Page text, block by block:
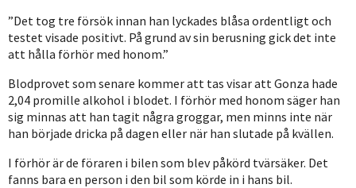
”Det tog tre försök innan han lyckades blåsa ordentligt och
testet visade positivt. På grund av sin berusning gick det inte
att hålla förhör med honom.”
Blodprovet som senare kommer att tas visar att Gonza hade
2,04 promille alkohol i blodet. I förhör med honom säger han
sig minnas att han tagit några groggar, men minns inte när
han började dricka på dagen eller när han slutade på kvällen.
I förhör är de föraren i bilen som blev påkörd tvärsäker. Det
fanns bara en person i den bil som körde in i hans bil.